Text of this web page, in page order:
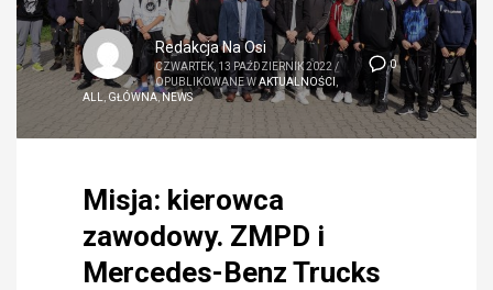
0
Redakcja Na Osi
CZWARTEK, 13 PAŹDZIERNIK 2022 /
OPUBLIKOWANE WAKTUALNOŚCI
ALL
GŁÓWNA,NEWS
Misja: kierowca
zawodowy. ZMPD i
Mercedes-Benz Trucks